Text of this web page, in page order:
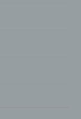
nur für
vor, die